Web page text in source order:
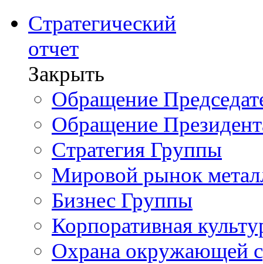
Стратегический
отчет
Закрыть
Обращение
Обращение
Стратегия Группы
Мировой рынок
Бизнес Группы
Корпоративная
Охрана окружающей